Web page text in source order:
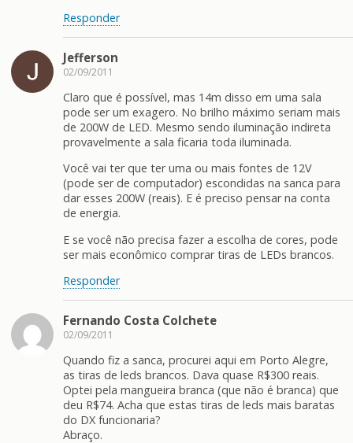
Responder
Jefferson
02/09/2011
Claro que é possível, mas 14m disso em uma sala
pode ser um exagero. No brilho máximo seriam mais
de 200W de LED. Mesmo sendo iluminação indireta
provavelmente a sala ficaria toda iluminada.
Você vai ter que ter uma ou mais fontes de 12V
(pode ser de computador) escondidas na sanca para
dar esses 200W (reais). E é preciso pensar na conta
de energia.
E se você não precisa fazer a escolha de cores, pode
ser mais econômico comprar tiras de LEDs brancos.
Responder
Fernando Costa Colchete
02/09/2011
Quando fiz a sanca, procurei aqui em Porto Alegre,
as tiras de leds brancos. Dava quase R$300 reais.
Optei pela mangueira branca (que não é branca) que
deu R$74. Acha que estas tiras de leds mais baratas
do DX funcionaria?
Abraço.